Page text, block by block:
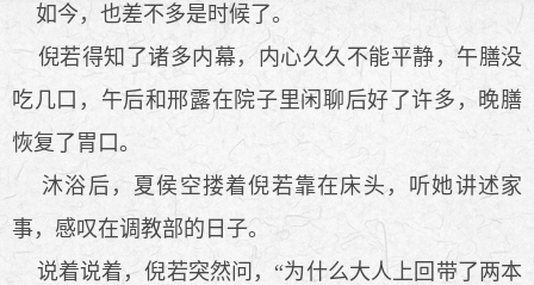
如今，也差不多是时候了。
倪若得知了诸多内幕，内心久久不能平静，午膳没
吃几口，午后和邢露在院子里闲聊后好了许多，晚膳
恢复了胃口。
沐浴后，夏侯空搂着倪若靠在床头，听她讲述家
事，感叹在调教部的日子。
说着说着，倪若突然问，“为什么大人上回带了两本